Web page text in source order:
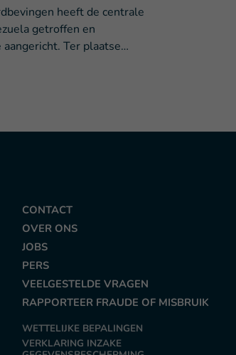
heeft de centrale
getroffen en
aangericht. Ter plaatse…
CONTACT
OVER ONS
JOBS
PERS
VEELGESTELDE VRAGEN
RAPPORTEER FRAUDE OF MISBRUIK
WETTELIJKE BEPALINGEN
VERKLARING INZAKE